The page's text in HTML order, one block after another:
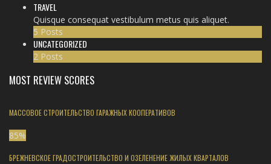
TRAVEL
Quisque consequat vestibulum metus quis aliquet.
5 Posts
UNCATEGORIZED
2 Posts
MOST REVIEW SCORES
МАССОВОЕ СТРОИТЕЛЬСТВО ГАРАЖНЫХ КООПЕРАТИВОВ
85%
БРЕЖНЕВСКОЕ ГРАДОСТРОИТЕЛЬСТВО И ОЗЕЛЕНЕНИЕ ЖИЛЫХ КВАРТАЛОВ